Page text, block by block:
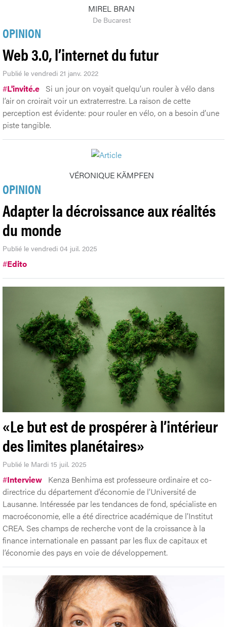
MIREL BRAN
De Bucarest
OPINION
Web 3.0, l’internet du futur
Publié le vendredi 21 janv. 2022
#L'invité.e Si un jour on voyait quelqu’un rouler à vélo dans
l’air on croirait voir un extraterrestre. La raison de cette
perception est évidente: pour rouler en vélo, on a besoin d’une
piste tangible.
VÉRONIQUE KÄMPFEN
OPINION
Adapter la décroissance aux réalités
du monde
Publié le vendredi 04 juil. 2025
#Edito
«Le but est de prospérer à l’intérieur
des limites planétaires»
Publié le Mardi 15 juil. 2025
#Interview Kenza Benhima est professeure ordinaire et co-
directrice du département d’économie de l’Université de
Lausanne. Intéressée par les tendances de fond, spécialiste en
macroéconomie, elle a été directrice académique de l’Institut
CREA. Ses champs de recherche vont de la croissance à la
finance internationale en passant par les flux de capitaux et
l’économie des pays en voie de développement.